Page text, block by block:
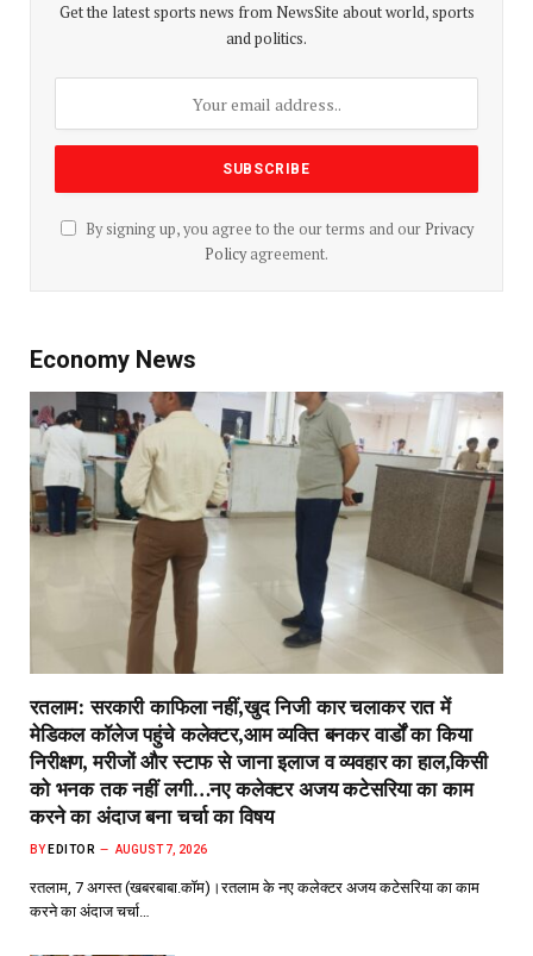
Get the latest sports news from NewsSite about world, sports
and politics.
By signing up, you agree to the our terms and our Privacy
Policyagreement.
Economy News
रतलाम: सरकारी काफिला नहीं,खुद निजी कार चलाकर रात में
मेडिकल कॉलेज पहुंचे कलेक्टर,आम व्यक्ति बनकर वार्डों का किया
निरीक्षण, मरीजों और स्टाफ से जाना इलाज व व्यवहार का हाल,किसी
को भनक तक नहीं लगी…नए कलेक्टर अजय कटेसरिया का काम
करने का अंदाज बना चर्चा का विषय
BY EDITOR AUGUST 7, 2026
रतलाम, 7 अगस्त (खबरबाबा.कॉम)।रतलाम के नए कलेक्टर अजय कटेसरिया का काम
करने का अंदाज चर्चा…